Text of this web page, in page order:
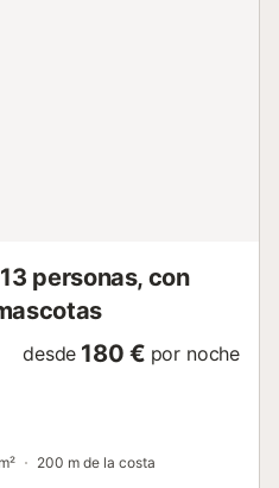
personas, con
desde 180 € por noche
200 m de la costa